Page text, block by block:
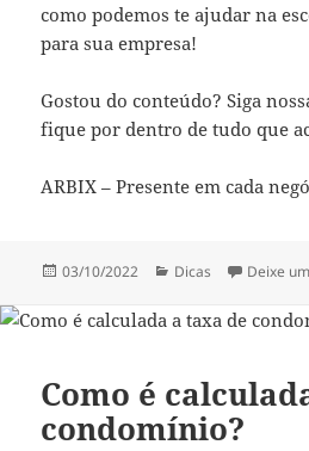
como podemos te ajudar na
para sua empresa!
Gostou do conteúdo? Siga
fique por dentro de tudo que
ARBIX – Presente em cada
Publicado
03/10/2022 Categorias
Dicas Deixe
Como é
condomínio?